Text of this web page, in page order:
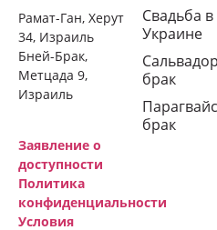
Рамат-Ган, Херут
34, Израиль
Бней-Брак,
Метцада 9,
Израиль
Заявление о
доступности
Политика
конфиденциальности
Условия
Свадьба в
Украине
брак
брак